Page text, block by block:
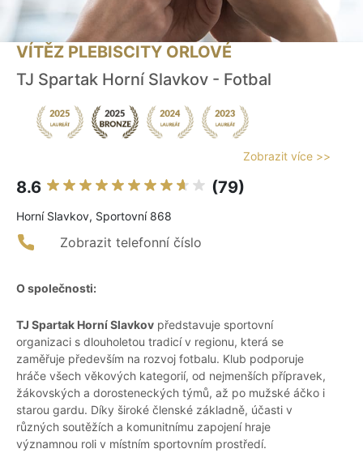
VÍTĚZ PLEBISCITY ORLOVÉ
TJ Spartak Horní Slavkov - Fotbal
Zobrazit více >>
8.6 (79)
Horní Slavkov, Sportovní 868
Zobrazit telefonní číslo
O společnosti:
TJ Spartak Horní Slavkov představuje sportovní
organizaci s dlouholetou tradicí v regionu, která se
zaměřuje především na rozvoj fotbalu. Klub podporuje
hráče všech věkových kategorií, od nejmenších přípravek,
žákovských a dorosteneckých týmů, až po mužské áčko i
starou gardu. Díky široké členské základně, účasti v
různých soutěžích a komunitnímu zapojení hraje
významnou roli v místním sportovním prostředí.